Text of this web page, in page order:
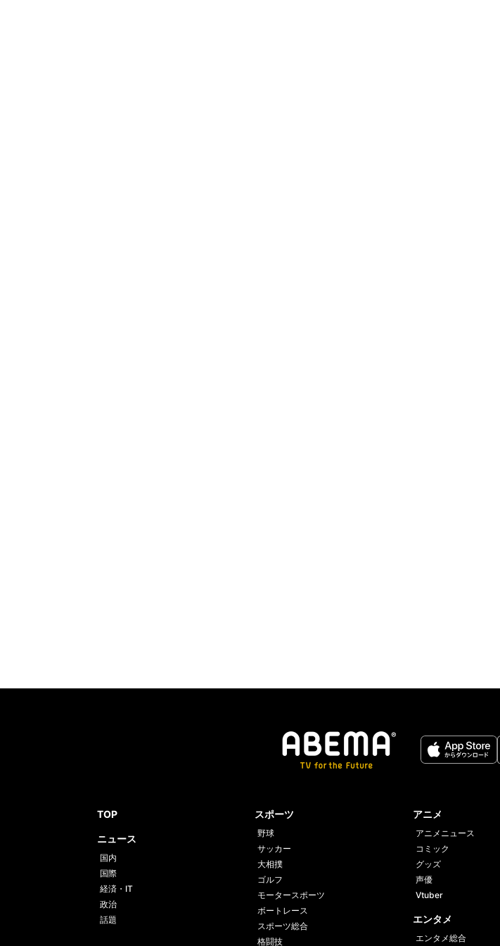
TOP
ニュース
国内
国際
経済・IT
政治
話題
スポーツ
野球
サッカー
大相撲
ゴルフ
モータースポーツ
ボートレース
スポーツ総合
格闘技
アニメ
アニメニュース
コミック
グッズ
声優
Vtuber
エンタメ
エンタメ総合